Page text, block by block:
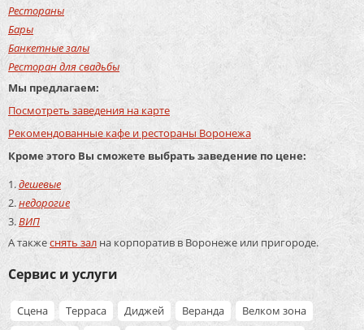
Рестораны
Бары
Банкетные залы
Ресторан для свадьбы
Мы предлагаем:
Посмотреть заведения на карте
Рекомендованные кафе и рестораны Воронежа
Кроме этого Вы сможете выбрать заведение по цене:
дешевые
недорогие
ВИП
А такжеснять зал на корпоратив в Воронеже или пригороде.
Сервис и услуги
Сцена Терраса Диджей Веранда
Велком зона